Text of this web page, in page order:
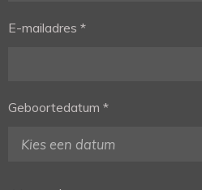
E-mailadres *
Geboortedatum *